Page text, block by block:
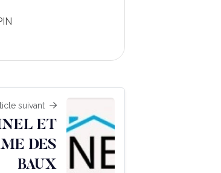
suivant
ET
DES
BAUX